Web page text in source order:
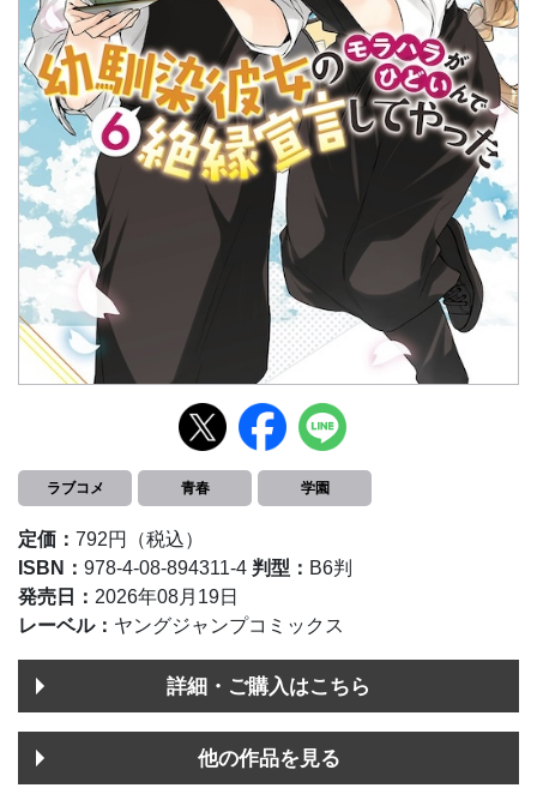
ラブコメ 青春 学園
定価： 792円（税込）
ISBN： 978-4-08-894311-4 判型： B6判
発売日： 2026年08月19日
レーベル： ヤングジャンプコミックス
詳細・ご購入はこちら
他の作品を見る